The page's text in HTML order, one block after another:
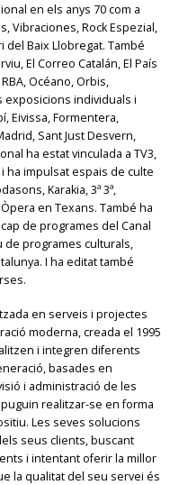
en els anys 70 com a
Vibraciones, Rock Espezial,
del Baix Llobregat. També
El Correo Catalán, El País
Océano, Orbis,
exposicions individuals i
Eivissa, Formentera,
Sant Just Desvern,
ha estat vinculada a TV3,
ha impulsat espais de culte
Karakia, 3ª 3ª,
en Texans. També ha
de programes del Canal
de programes culturals,
I ha editat també
en serveis i projectes
moderna, creada el 1995
i integren diferents
basades en
i administració de les
realitzar-se en forma
Les seves solucions
seus clients, buscant
i intentant oferir la millor
la qualitat del seu servei és